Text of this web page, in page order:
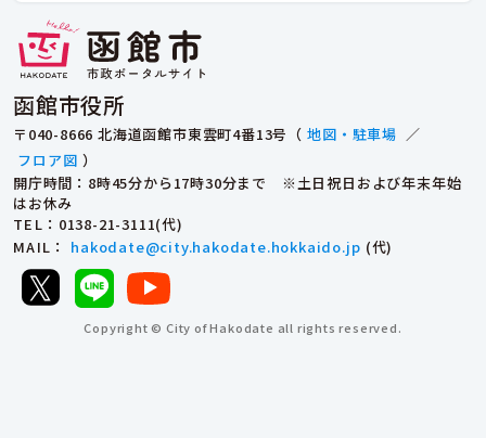
函館市役所
〒040-8666 北海道函館市東雲町4番13号（ 地図・駐車場 ／
フロア図 ）
開庁時間：8時45分から17時30分まで ※土日祝日および年末年始
はお休み
TEL ：0138-21-3111(代)
MAIL ： hakodate@city.hakodate.hokkaido.jp (代)
Copyright © City of Hakodate all rights reserved.